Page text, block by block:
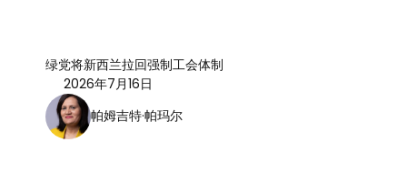
绿党将新西兰拉回强制工会体制
2026年7月16日
帕姆吉特·帕玛尔